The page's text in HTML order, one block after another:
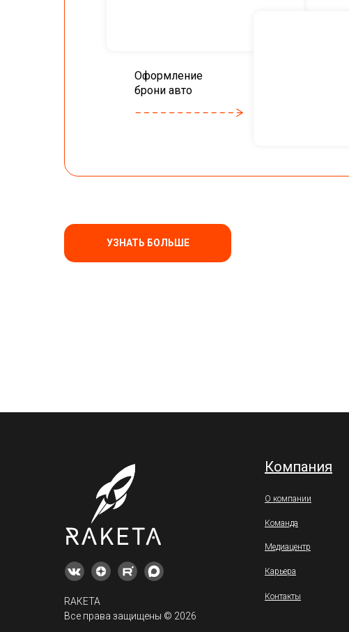
УЗНАТЬ БОЛЬШЕ
Оформление
брони авто
RАКЕТА
Все права защищены © 2026
О компании
Контакты
Карьера
Медиацентр
Команда
Компания